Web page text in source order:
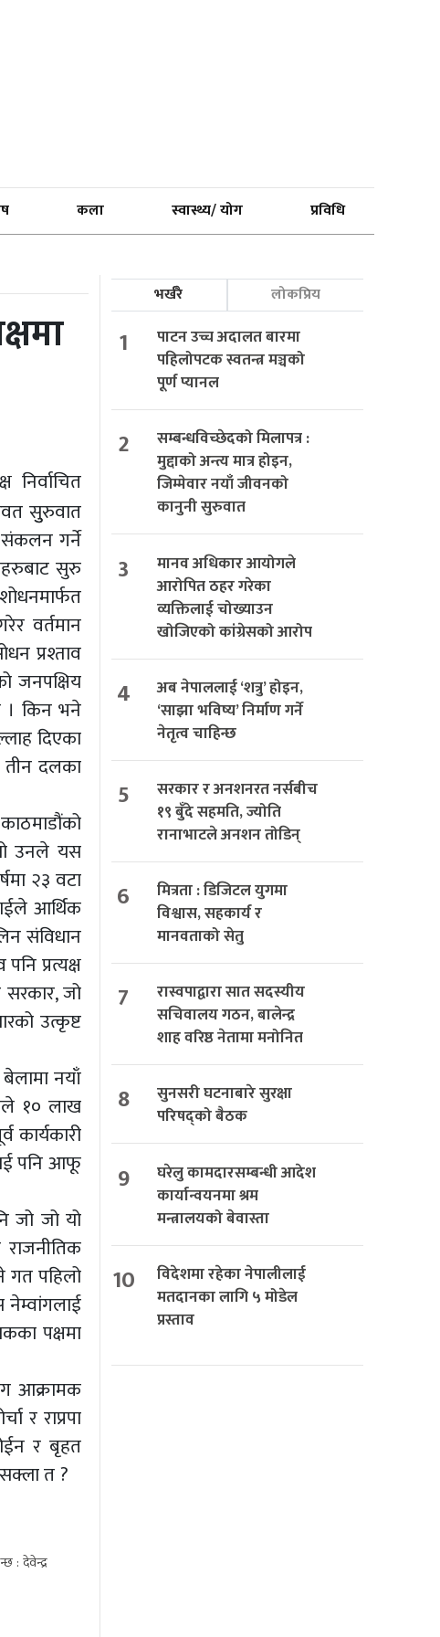
कला स्वास्थ्य/ योग प्रविधि
निर्वाचित
सुुरुवात
संकलन गर्ने
सुरु
वर्तमान
प्रश्ताव
जनपक्षिय
। किन भने
दिएका
तीन दलका
उनले यस
२३ वटा
आर्थिक
संविधान
प्रत्यक्ष
सरकार, जो
उत्कृष्ट
नयाँ
१० लाख
कार्यकारी
पनि आफू
जो जो यो
गत पहिलो
नेम्वांगलाई
पक्षमा
आक्रामक
र राप्रपा
र बृहत
त ?
: देवेन्द्र
भर्खरै लोकप्रिय
1
पाटन उच्च अदालत बारमा
पहिलोपटक स्वतन्त्र मञ्चको
पूर्ण प्यानल
2
सम्बन्धविच्छेदको मिलापत्र :
मुद्दाको अन्त्य मात्र होइन,
जिम्मेवार नयाँ जीवनको
कानुनी सुरुवात
3
मानव अधिकार आयोगले
आरोपित ठहर गरेका
व्यक्तिलाई चोख्याउन
खोजिएको कांग्रेसको आरोप
4
अब नेपाललाई ‘शत्रु’ होइन,
‘साझा भविष्य’ निर्माण गर्ने
नेतृत्व चाहिन्छ
5
सरकार र अनशनरत नर्सबीच
१९ बुँदे सहमति, ज्योति
रानाभाटले अनशन तोडिन्
6
मित्रता : डिजिटल युगमा
विश्वास, सहकार्य र
मानवताको सेतु
7
रास्वपाद्वारा सात सदस्यीय
सचिवालय गठन, बालेन्द्र
शाह वरिष्ठ नेतामा मनोनित
8
सुनसरी घटनाबारे सुरक्षा
परिषद्को बैठक
9
घरेलु कामदारसम्बन्धी आदेश
कार्यान्वयनमा श्रम
मन्त्रालयको बेवास्ता
10
विदेशमा रहेका नेपालीलाई
मतदानका लागि ५ मोडेल
प्रस्ताव